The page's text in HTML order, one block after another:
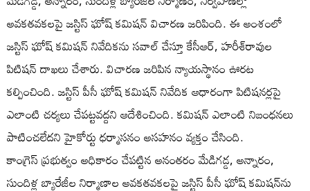
అవకతవకలపై జస్టిస్‌ ఘోష్‌ కమిషన్‌ విచారణ జరిపింది. ఈ అంశంలో
జస్టిస్ ఘోష్​ కమిషన్ నివేదికను సవాల్​ చేస్తూ కేసీఆర్‌, హరీశ్‌రావుల
పిటిషన్‌ దాఖలు చేశారు. విచారణ జరిపిన న్యాయస్థానం ఊరట
కల్పించింది. జస్టిస్ పీసీ ఘోష్ కమిషన్‌ నివేదిక ఆధారంగా పిటిషనర్లపై
ఎలాంటి చర్యలు చేపట్టవద్దని ఆదేశించింది. కమిషన్‌ ఎలాంటి నిబంధనలు
పాటించలేదని హైకోర్టు ధర్మాసనం అసహనం వ్యక్తం చేసింది.
కాంగ్రెస్ ప్రభుత్వం అధికారం చేపట్టిన అనంతరం మేడిగడ్డ, అన్నారం,
సుందిళ్ల బ్యారేజీల నిర్మాణాల అవకతవకలపై జస్టిస్ పీసీ ఘోష్ కమిషన్‌ను